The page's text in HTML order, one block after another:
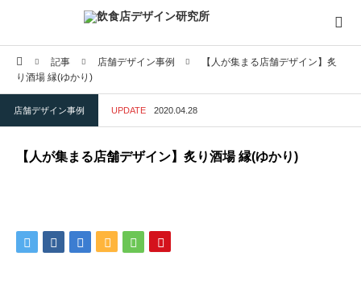
ホーム記事 店舗デザイン事例
【人が集まる店舗デザイン】炙
り酒場 縁(ゆかり)
店舗デザイン事例 UPDATE 2020.04.28
【人が集まる店舗デザイン】炙り酒場 縁(ゆかり)
飲食店デザイン研究所とは
店舗デザインノウハウ
店舗デザイン事例
飲食店経営・開業ノウハウ